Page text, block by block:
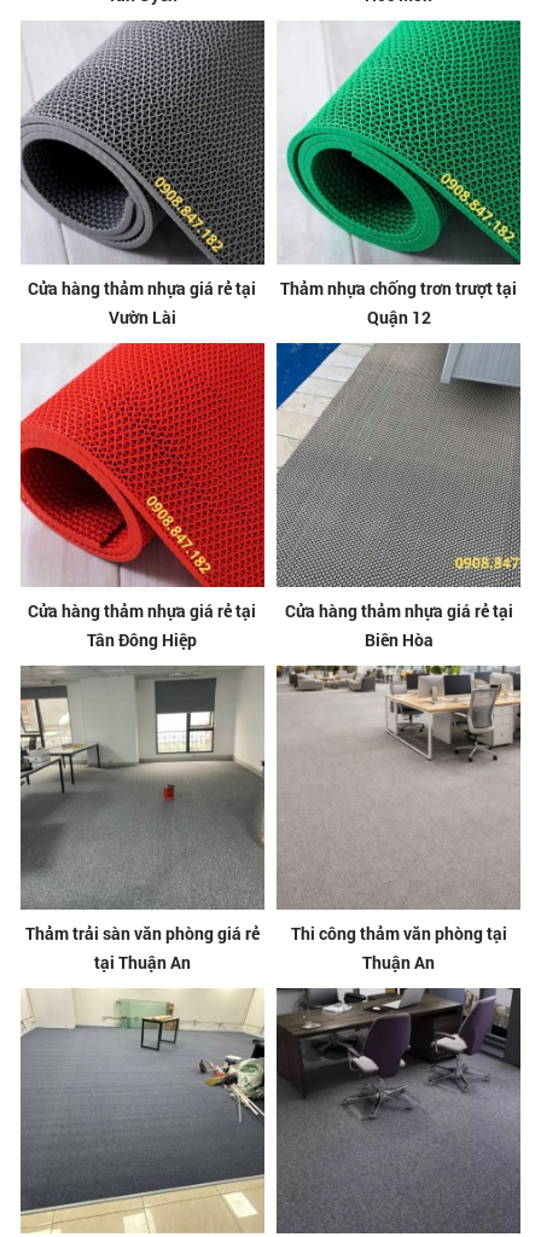
Cửa hàng thảm nhựa giá rẻ tại
Vườn Lài
Thảm nhựa chống trơn trượt tại
Quận 12
Cửa hàng thảm nhựa giá rẻ tại
Tân Đông Hiệp
Cửa hàng thảm nhựa giá rẻ tại
Biên Hòa
Thảm trải sàn văn phòng giá rẻ
tại Thuận An
Thi công thảm văn phòng tại
Thuận An